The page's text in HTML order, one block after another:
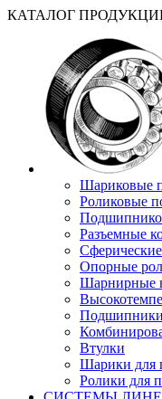
КАТАЛОГ
Шариковые
Роликовые
Разъемные
Опорные
Шарнирные
Подшипники
Втулки
Шарики для
Ролики для